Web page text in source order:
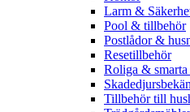
Larm &
Pool & tillbehör
Postlådor &
Resetillbehör
Roliga & smarta
Tillbehör till